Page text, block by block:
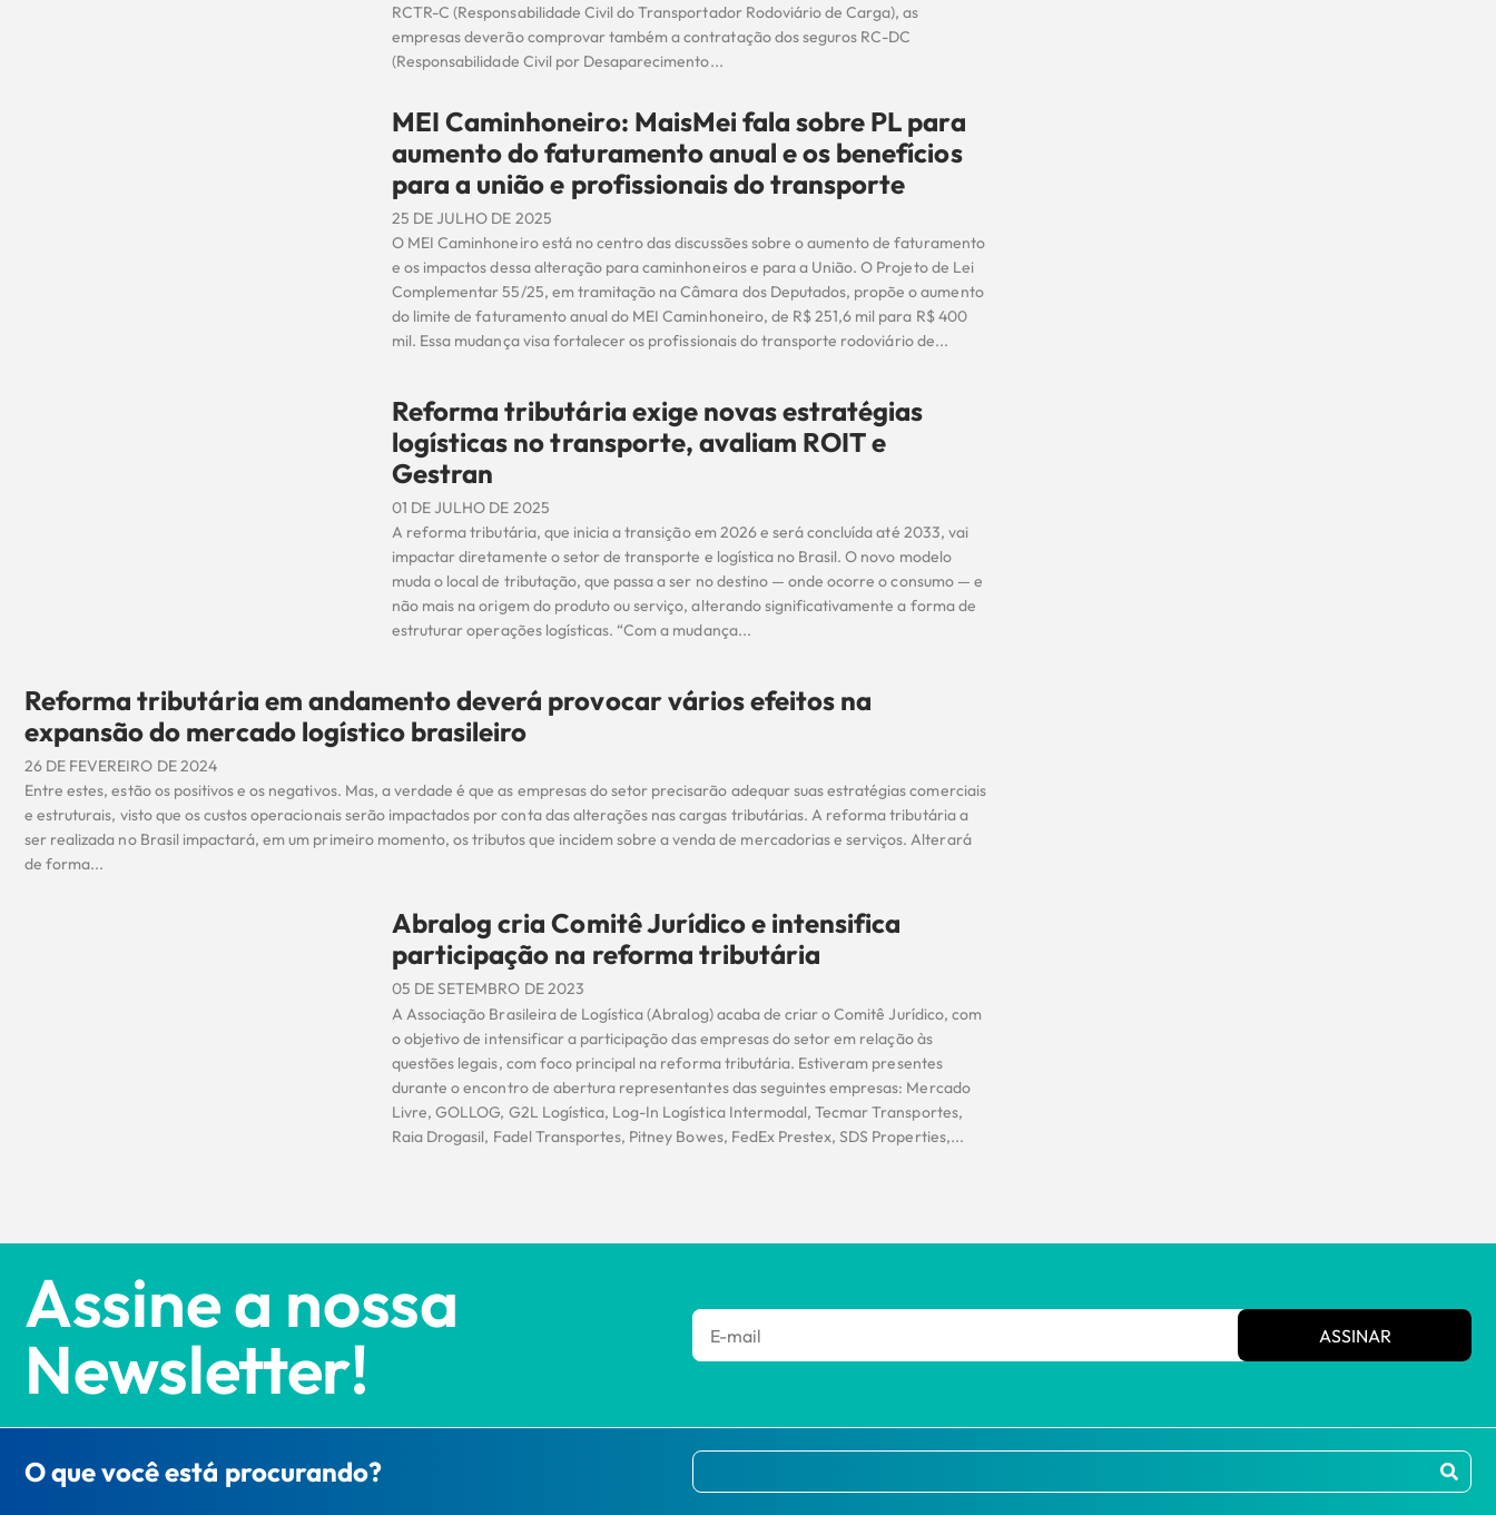
RCTR-C (Responsabilidade Civil do Transportador Rodoviário de Carga), as
empresas deverão comprovar também a contratação dos seguros RC-DC
(Responsabilidade Civil por Desaparecimento...
MEI Caminhoneiro: MaisMei fala sobre PL para
aumento do faturamento anual e os benefícios
para a união e profissionais do transporte
25 DE JULHO DE 2025
O MEI Caminhoneiro está no centro das discussões sobre o aumento de faturamento
e os impactos dessa alteração para caminhoneiros e para a União. O Projeto de Lei
Complementar 55/25, em tramitação na Câmara dos Deputados, propõe o aumento
do limite de faturamento anual do MEI Caminhoneiro, de R$ 251,6 mil para R$ 400
mil. Essa mudança visa fortalecer os profissionais do transporte rodoviário de...
Reforma tributária exige novas estratégias
logísticas no transporte, avaliam ROIT e
Gestran
01 DE JULHO DE 2025
A reforma tributária, que inicia a transição em 2026 e será concluída até 2033, vai
impactar diretamente o setor de transporte e logística no Brasil. O novo modelo
muda o local de tributação, que passa a ser no destino — onde ocorre o consumo — e
não mais na origem do produto ou serviço, alterando significativamente a forma de
estruturar operações logísticas. “Com a mudança...
Reforma tributária em andamento deverá provocar vários efeitos na
expansão do mercado logístico brasileiro
26 DE FEVEREIRO DE 2024
Entre estes, estão os positivos e os negativos. Mas, a verdade é que as empresas do setor precisarão adequar suas estratégias comerciais
e estruturais, visto que os custos operacionais serão impactados por conta das alterações nas cargas tributárias. A reforma tributária a
ser realizada no Brasil impactará, em um primeiro momento, os tributos que incidem sobre a venda de mercadorias e serviços. Alterará
de forma...
Abralog cria Comitê Jurídico e intensifica
participação na reforma tributária
05 DE SETEMBRO DE 2023
A Associação Brasileira de Logística (Abralog) acaba de criar o Comitê Jurídico, com
o objetivo de intensificar a participação das empresas do setor em relação às
questões legais, com foco principal na reforma tributária. Estiveram presentes
durante o encontro de abertura representantes das seguintes empresas: Mercado
Livre, GOLLOG, G2L Logística, Log-In Logística Intermodal, Tecmar Transportes,
Raia Drogasil, Fadel Transportes, Pitney Bowes, FedEx Prestex, SDS Properties,...
Assine a nossa
Newsletter! ASSINAR
O que você está procurando?